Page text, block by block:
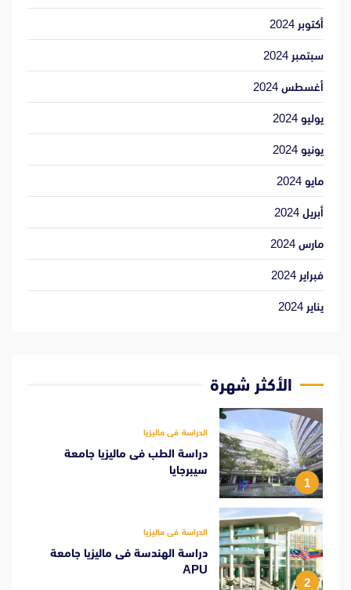
أكتوبر 2024
سبتمبر 2024
أغسطس 2024
يوليو 2024
يونيو 2024
مايو 2024
أبريل 2024
مارس 2024
فبراير 2024
يناير 2024
الأكثر شهرة
1
الدراسة فى ماليزيا
دراسة الطب فى ماليزيا جامعة
سيبرجايا
2
الدراسة فى ماليزيا
دراسة الهندسة فى ماليزيا جامعة
APU